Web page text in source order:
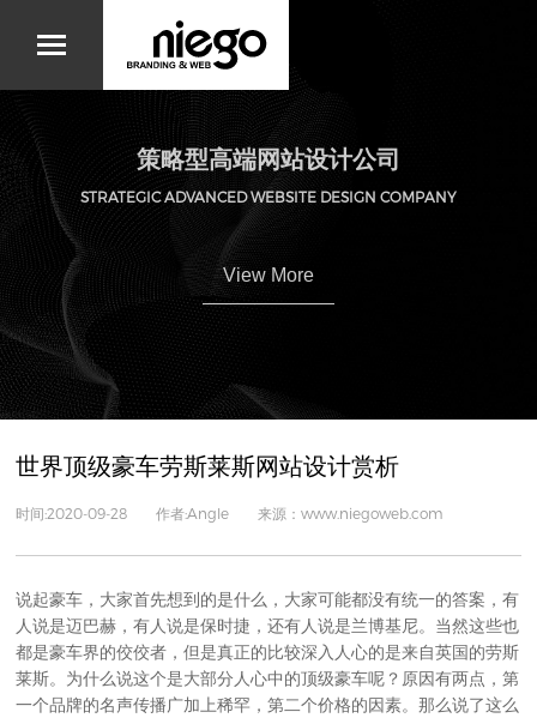
策略型高端网站设计公司
STRATEGIC ADVANCED WEBSITE DESIGN COMPANY
View More
世界顶级豪车劳斯莱斯网站设计赏析
时间:2020-09-28 作者:Angle 来源：www.niegoweb.com
说起豪车，大家首先想到的是什么，大家可能都没有统一的答案，有
人说是迈巴赫，有人说是保时捷，还有人说是兰博基尼。当然这些也
都是豪车界的佼佼者，但是真正的比较深入人心的是来自英国的劳斯
莱斯。为什么说这个是大部分人心中的顶级豪车呢？原因有两点，第
一个品牌的名声传播广加上稀罕，第二个价格的因素。那么说了这么